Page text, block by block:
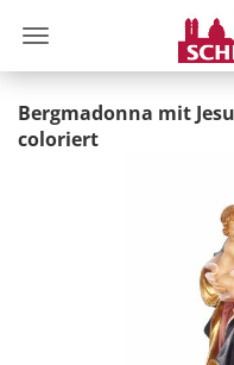
Bergmadonna mit
coloriert